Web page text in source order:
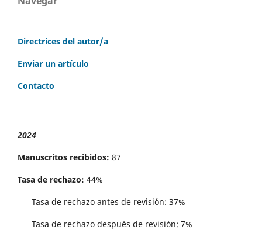
Directrices del autor/a
Enviar un artículo
Contacto
2024
Manuscritos recibidos: 87
Tasa de rechazo: 44%
Tasa de rechazo antes de revisi´on: 37%
Tasa de rechazo después de revisión: 7%